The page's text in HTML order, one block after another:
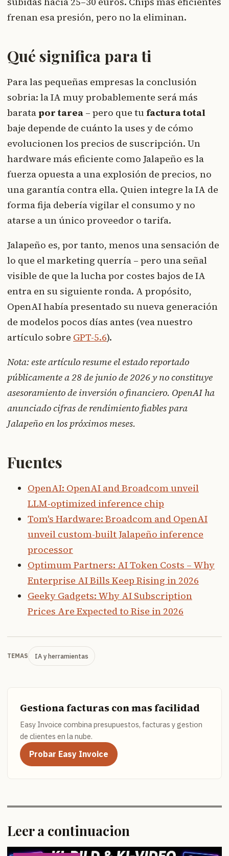
frenan esa presión, pero no la eliminan.
Qué significa para ti
Para las pequeñas empresas la conclusión
sobria: la IA muy probablemente será más
baratapor tarea – pero que tufactura total
baje depende de cuánto la uses y de cómo
evolucionen los precios de suscripción. Un
hardware más eficiente como Jalapeño es la
fuerza opuesta a una explosión de precios, no
una garantía contra ella. Quien integre la IA de
forma fija debería vigilar el consumo y no
atarse a un único proveedor o tarifa.
Jalapeño es, por tanto, menos una sensación de
lo que el marketing querría – pero una señal
visible de que la lucha por costes bajos de IA
entra en su siguiente ronda. A propósito,
OpenAI había presentado su nueva generación
de modelos pocos días antes (vea nuestro
artículo sobre GPT-5.6).
Nota: este artículo resume el estado reportado
públicamente a 28 de junio de 2026 y no constituye
asesoramiento de inversión o financiero. OpenAI ha
anunciado cifras de rendimiento fiables para
Jalapeño en los próximos meses.
Fuentes
OpenAI: OpenAI and Broadcom unveil
LLM-optimized inference chip
Tom's Hardware: Broadcom and OpenAI
unveil custom-built Jalapeño inference
processor
Optimum Partners: AI Token Costs – Why
Enterprise AI Bills Keep Rising in 2026
Geeky Gadgets: Why AI Subscription
Prices Are Expected to Rise in 2026
TEMAS IA y herramientas
Gestiona facturas con mas facilidad
Easy Invoice combina presupuestos, facturas y gestion
de clientes en la nube.
Probar Easy Invoice
Leer a continuacion